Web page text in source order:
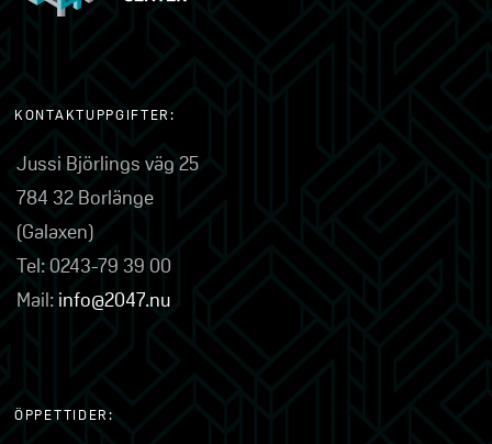
KONTAKTUPPGIFTER:
Jussi Björlings väg 25
784 32 Borlänge
(Galaxen)
Tel: 0243-79 39 00
Mail: info@2047.nu
ÖPPETTIDER: